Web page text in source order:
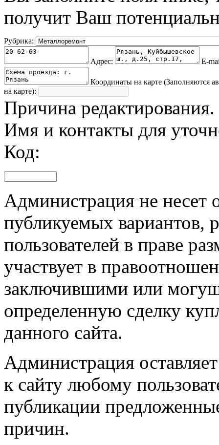
получит Ваш
Рубрика:
Адрес: E-
Координаты на карте (Заполняются
на карте):
Причина редактирования.
Имя и контакты для
Код:
Администрация не несет
публикуемых вариантов,
пользователей в праве
участвует в
заключившими или
определенную сделку
данного сайта.
Администрация
к сайту любому
публикации
причин.